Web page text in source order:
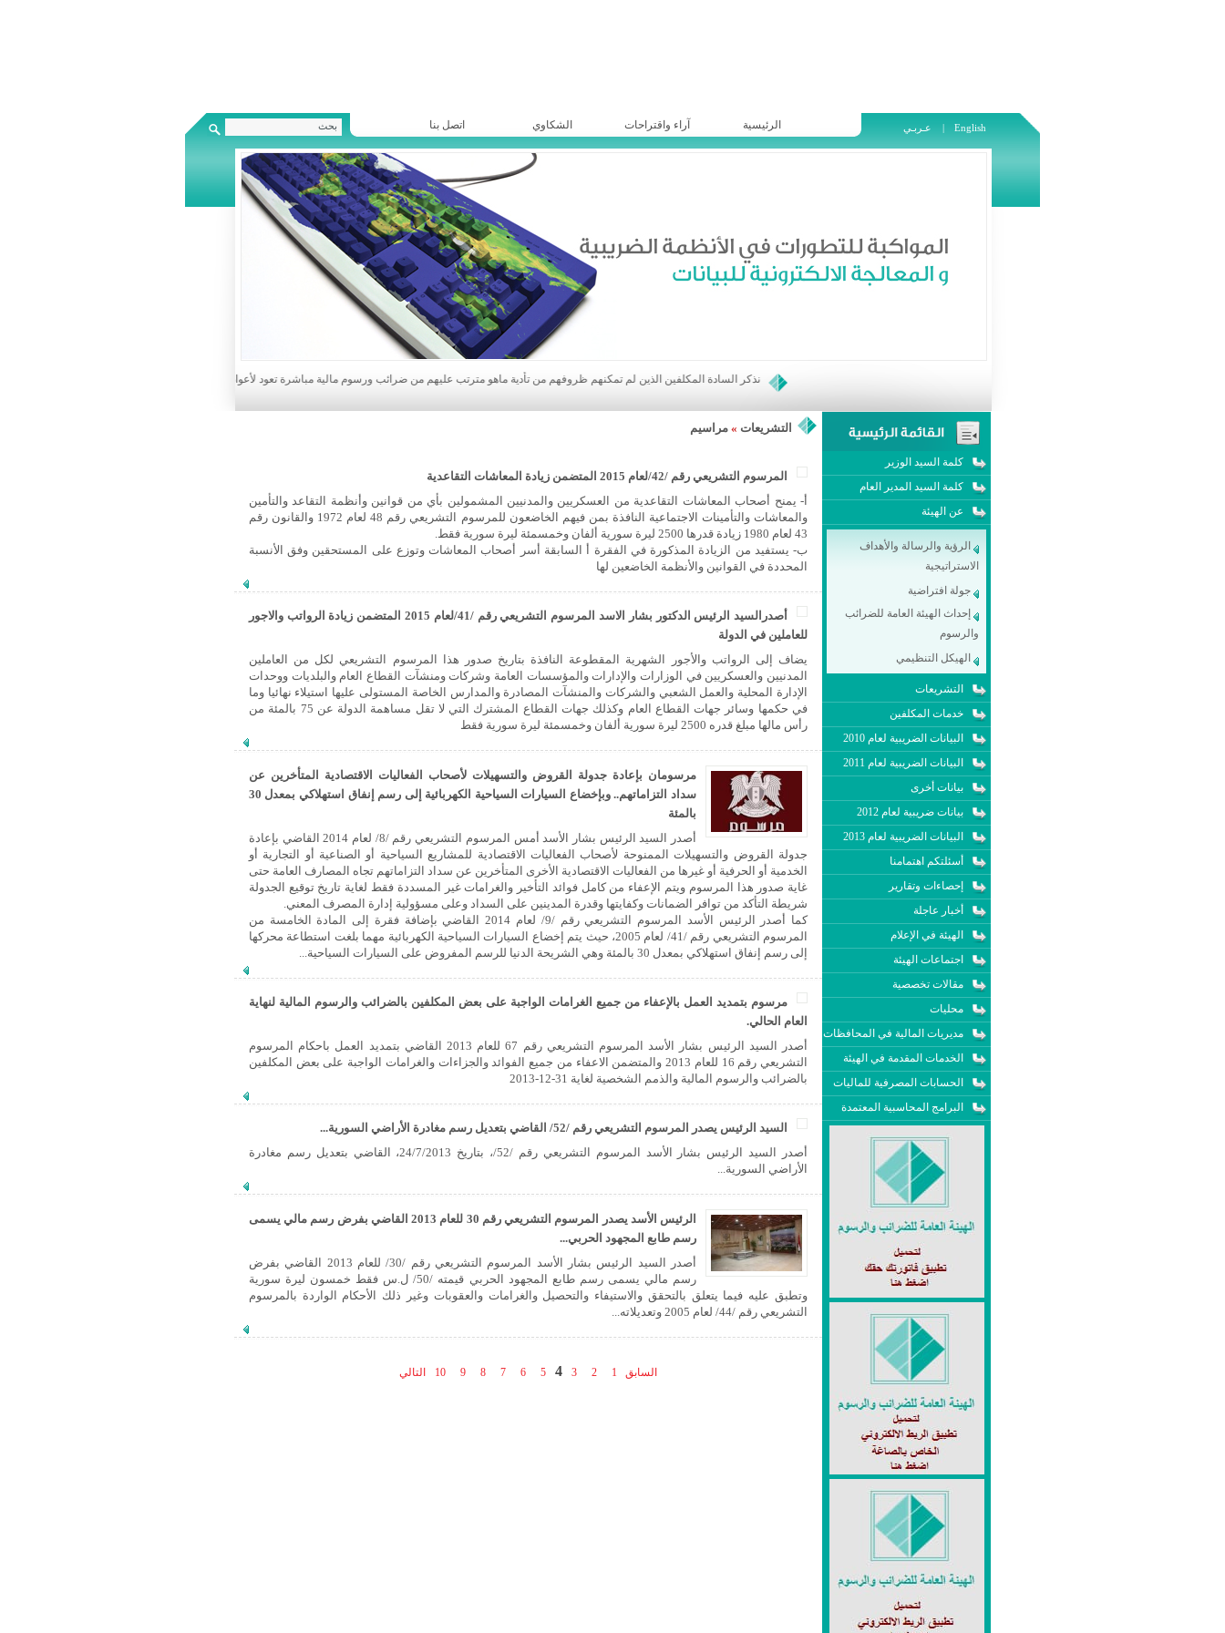
الرئيسية آراء واقتراحات الشكاوي اتصل بنا عـربـي | English
نذكر السادة المكلفين الذين لم تمكنهم ظروفهم من تأدية ماهو مترتب عليهم من ضرائب ورسوم مالية مباشرة تعود لأعوام 2016 وما قبل ولمكلفي ضريبة دخل الأرباح الحقيقية عن أعوام 2015 و ماقبل والمحققة والموضوعة موضع التحصيل خلال عام 2021 بالمبادرة الى الاستفادة من أحكام القانون (25) تاريخ 3/8/2017 والذي منحهم عفواً عن الفوائد والجزاءات والغرامات وذلك في حال تسديدهم ماهو مترتب عليهم من ضرائب ورسوم حتى 31/12/2021يرجى من السادة المواطنين الذين لديهم أي شكوى أو استفسار مراسلة الهيئة العامة للضرائب والرسوم عبر موقعها الالكتروني أو صفحة الفيس الخاصة بها
التشريعات »مراسيم
المرسوم التشريعي رقم /42/لعام 2015 المتضمن زيادة المعاشات التقاعدية
أ- يمنح أصحاب المعاشات التقاعدية من العسكريين والمدنيين المشمولين بأي من قوانين وأنظمة التقاعد والتأمين
والمعاشات والتأمينات الاجتماعية النافذة بمن فيهم الخاضعون للمرسوم التشريعي رقم 48 لعام 1972 والقانون رقم
43 لعام 1980 زيادة قدرها 2500 ليرة سورية ألفان وخمسمئة ليرة سورية فقط.
ب- يستفيد من الزيادة المذكورة في الفقرة أ السابقة أسر أصحاب المعاشات وتوزع على المستحقين وفق الأنسبة
المحددة في القوانين والأنظمة الخاضعين لها
أصدرالسيد الرئيس الدكتور بشار الاسد المرسوم التشريعي رقم /41/لعام 2015 المتضمن زيادة الرواتب والاجور
للعاملين في الدولة
يضاف إلى الرواتب والأجور الشهرية المقطوعة النافذة بتاريخ صدور هذا المرسوم التشريعي لكل من العاملين
المدنيين والعسكريين في الوزارات والإدارات والمؤسسات العامة وشركات ومنشآت القطاع العام والبلديات ووحدات
الإدارة المحلية والعمل الشعبي والشركات والمنشآت المصادرة والمدارس الخاصة المستولى عليها استيلاء نهائيا وما
في حكمها وسائر جهات القطاع العام وكذلك جهات القطاع المشترك التي لا تقل مساهمة الدولة عن 75 بالمئة من
رأس مالها مبلغ قدره 2500 ليرة سورية ألفان وخمسمئة ليرة سورية فقط
مرسومان بإعادة جدولة القروض والتسهيلات لأصحاب الفعاليات الاقتصادية المتأخرين عن
سداد التزاماتهم.. وبإخضاع السيارات السياحية الكهربائية إلى رسم إنفاق استهلاكي بمعدل 30
بالمئة
أصدر السيد الرئيس بشار الأسد أمس المرسوم التشريعي رقم /8/ لعام 2014 القاضي بإعادة
جدولة القروض والتسهيلات الممنوحة لأصحاب الفعاليات الاقتصادية للمشاريع السياحية أو الصناعية أو التجارية أو
الخدمية أو الحرفية أو غيرها من الفعاليات الاقتصادية الأخرى المتأخرين عن سداد التزاماتهم تجاه المصارف العامة حتى
غاية صدور هذا المرسوم ويتم الإعفاء من كامل فوائد التأخير والغرامات غير المسددة فقط لغاية تاريخ توقيع الجدولة
شريطة التأكد من توافر الضمانات وكفايتها وقدرة المدينين على السداد وعلى مسؤولية إدارة المصرف المعني.
كما أصدر الرئيس الأسد المرسوم التشريعي رقم /9/ لعام 2014 القاضي بإضافة فقرة إلى المادة الخامسة من
المرسوم التشريعي رقم /41/ لعام 2005، حيث يتم إخضاع السيارات السياحية الكهربائية مهما بلغت استطاعة محركها
إلى رسم إنفاق استهلاكي بمعدل 30 بالمئة وهي الشريحة الدنيا للرسم المفروض على السيارات السياحية...
مرسوم بتمديد العمل بالإعفاء من جميع الغرامات الواجبة على بعض المكلفين بالضرائب والرسوم المالية لنهاية
العام الحالي.
أصدر السيد الرئيس بشار الأسد المرسوم التشريعي رقم 67 للعام 2013 القاضي بتمديد العمل باحكام المرسوم
التشريعي رقم 16 للعام 2013 والمتضمن الاعفاء من جميع الفوائد والجزاءات والغرامات الواجبة على بعض المكلفين
بالضرائب والرسوم المالية والذمم الشخصية لغاية 31-12-2013
السيد الرئيس يصدر المرسوم التشريعي رقم /52/ القاضي بتعديل رسم مغادرة الأراضي السورية...
أصدر السيد الرئيس بشار الأسد المرسوم التشريعي رقم /52/، بتاريخ 24/7/2013، القاضي بتعديل رسم مغادرة
الأراضي السورية...
الرئيس الأسد يصدر المرسوم التشريعي رقم 30 للعام 2013 القاضي بفرض رسم مالي يسمى
رسم طابع المجهود الحربي...
أصدر السيد الرئيس بشار الأسد المرسوم التشريعي رقم /30/ للعام 2013 القاضي بفرض
رسم مالي يسمى رسم طابع المجهود الحربي قيمته /50/ ل.س فقط خمسون ليرة سورية
وتطبق عليه فيما يتعلق بالتحقق والاستيفاء والتحصيل والغرامات والعقوبات وغير ذلك الأحكام الواردة بالمرسوم
التشريعي رقم /44/ لعام 2005 وتعديلاته...
السابق 4 التالي
كلمة السيد الوزير
كلمة السيد المدير العام
عن الهيئة
الرؤية والرسالة والأهداف
الاستراتيجية
جولة افتراضية
إحداث الهيئة العامة للضرائب
والرسوم
الهيكل التنظيمي
التشريعات
خدمات المكلفين
البيانات الضريبية لعام 2010
البيانات الضريبية لعام 2011
بيانات أخرى
بيانات ضريبية لعام 2012
البيانات الضريبية لعام 2013
أسئلتكم اهتمامنا
إحصاءات وتقارير
أخبار عاجلة
الهيئة في الإعلام
اجتماعات الهيئة
مقالات تخصصية
محليات
مديريات المالية في المحافظات
الخدمات المقدمة في الهيئة
الحسابات المصرفية للماليات
البرامج المحاسبية المعتمدة